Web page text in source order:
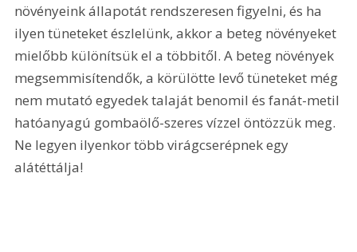
növényeink állapotát rendszeresen figyelni, és ha
ilyen tüneteket észlelünk, akkor a beteg növényeket
mielőbb különítsük el a többitől. A beteg növények
megsemmisítendők, a körülötte levő tüneteket még
nem mutató egyedek talaját benomil és fanát-metil
hatóanyagú gombaölő-szeres vízzel öntözzük meg.
Ne legyen ilyenkor több virágcserépnek egy
alátéttálja!